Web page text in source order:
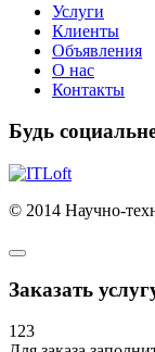
Услуги
Клиенты
Объявления
О нас
Контакты
Будь
© 2014 Научно-
Заказать
123